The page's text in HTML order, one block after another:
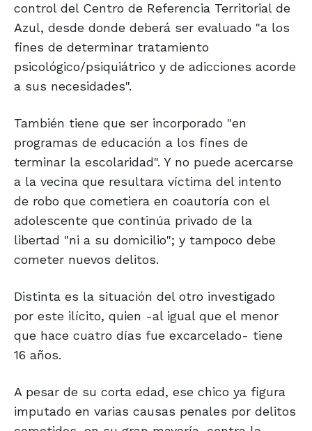
control del Centro de Referencia Territorial de
Azul, desde donde deberá ser evaluado "a los
fines de determinar tratamiento
psicológico/psiquiátrico y de adicciones acorde
a sus necesidades".
También tiene que ser incorporado "en
programas de educación a los fines de
terminar la escolaridad". Y no puede acercarse
a la vecina que resultara víctima del intento
de robo que cometiera en coautoría con el
adolescente que continúa privado de la
libertad "ni a su domicilio"; y tampoco debe
cometer nuevos delitos.
Distinta es la situación del otro investigado
por este ilícito, quien -al igual que el menor
que hace cuatro días fue excarcelado- tiene
16 años.
A pesar de su corta edad, ese chico ya figura
imputado en varias causas penales por delitos